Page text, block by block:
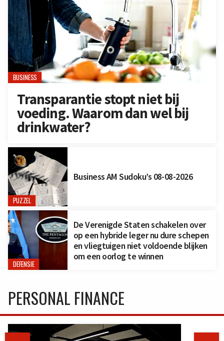
BUSINESS
Transparantie stopt niet bij
voeding. Waarom dan wel bij
drinkwater?
PUZZEL
Business AM Sudoku’s 08-08-2026
DEFENSIE
De Verenigde Staten schakelen over
op een hybride leger nu dure schepen
en vliegtuigen niet voldoende blijken
om een oorlog te winnen
PERSONAL FINANCE